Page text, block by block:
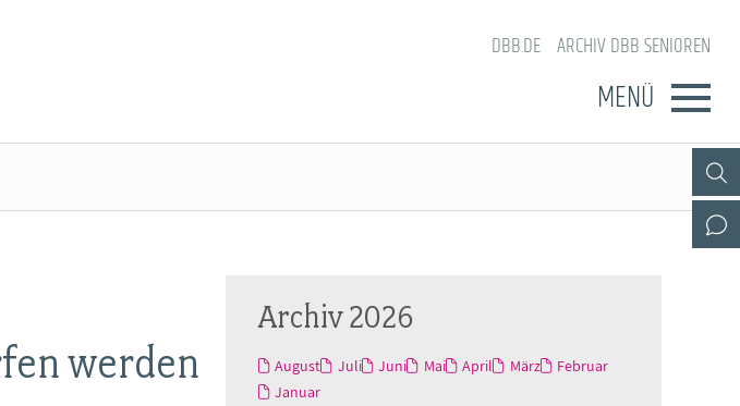
DBB.DE ARCHIV DBB SENIOREN
MENÜ
werden
Archiv 2026
August Juli Juni Mai April März
Februar
Januar